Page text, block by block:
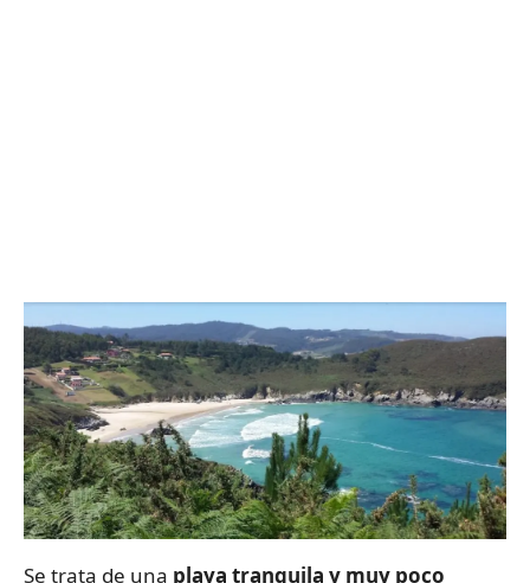
Se trata de una playa tranquila y muy poco